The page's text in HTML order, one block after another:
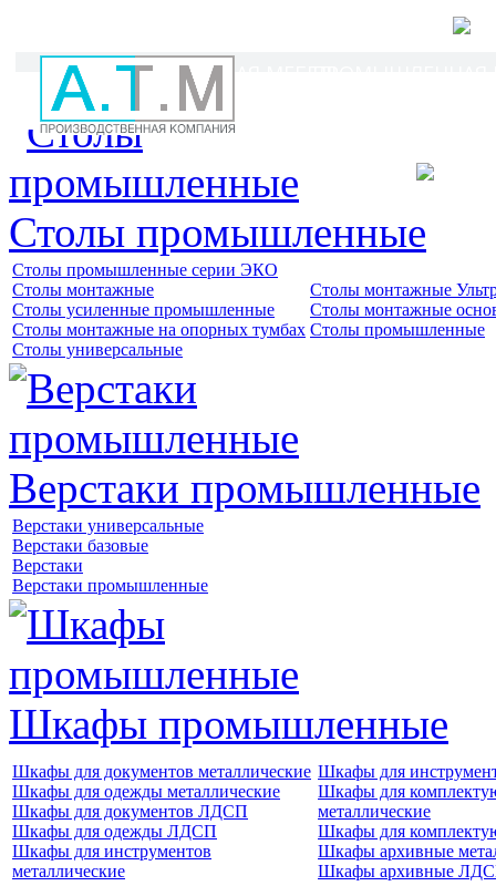
ЛАБОРАТОРНАЯ МЕБЕЛЬ
Промышленная и
Столы промышленные
Столы промышленные серии ЭКО
Столы монтажные
Столы усиленные промышленные
Столы монтажные на опорных тумбах
Столы универсальные
Столы монтажные
Столы монтажные
Столы промышленные
Верстаки промышленные
Верстаки универсальные
Верстаки базовые
Верстаки
Верстаки промышленные
Шкафы промышленные
Шкафы для документов металлические
Шкафы для одежды металлические
Шкафы для документов ЛДСП
Шкафы для одежды ЛДСП
Шкафы для инструментов
металлические
Шкафы для
Шкафы для
металлические
Шкафы для
Шкафы архивные
Шкафы архивные